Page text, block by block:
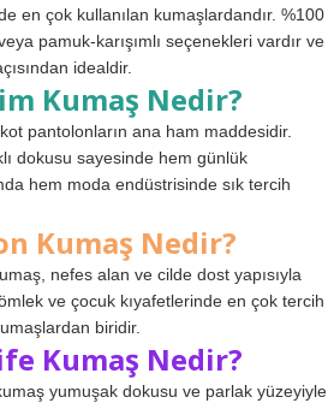
en çok kullanılan kumaşlardandır. %100
pamuk-karışımlı seçenekleri vardır ve
idealdir.
Kumaş Nedir?
pantolonların ana ham maddesidir.
dokusu sayesinde hem günlük
hem moda endüstrisinde sık tercih
Kumaş Nedir?
nefes alan ve cilde dost yapısıyla
ve çocuk kıyafetlerinde en çok tercih
biridir.
Kumaş Nedir?
yumuşak dokusu ve parlak yüzeyiyle